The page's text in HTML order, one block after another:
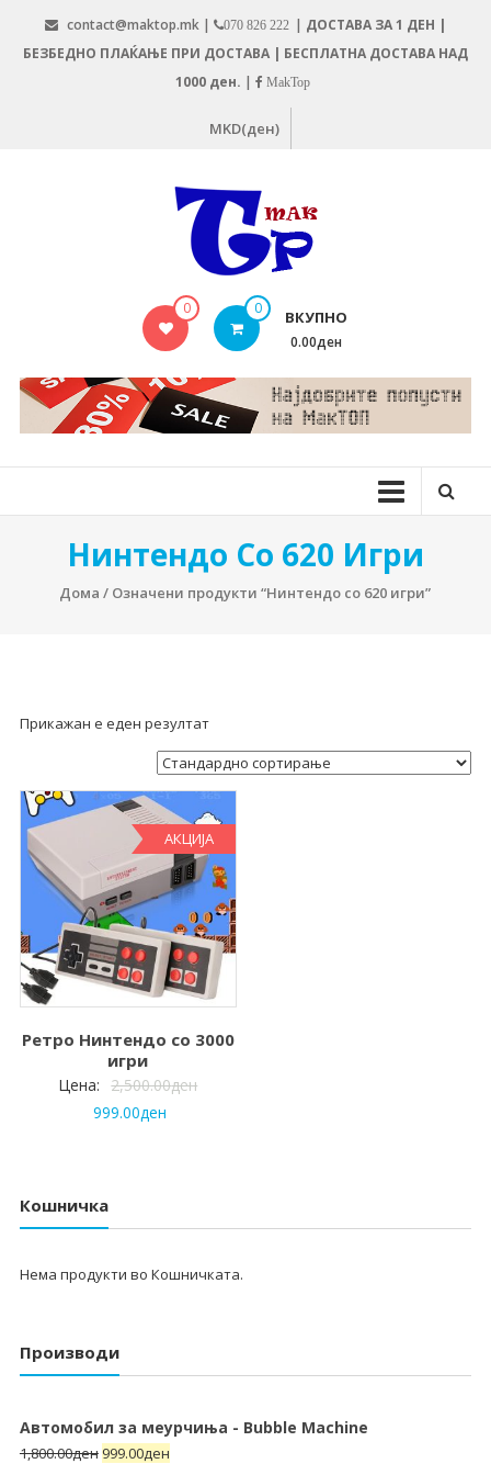
content
contact@maktop.mk | 070 826 222 | ДОСТАВА ЗА 1 ДЕН |
БЕЗБЕДНО ПЛАЌАЊЕ ПРИ ДОСТАВА | БЕСПЛАТНА ДОСТАВА НАД
1000 ден. | MakTop
MKD(ден)
MAKTOP.MK
0 0 ВКУПНО
0.00ден
Нинтендо Со 620 Игри
Дома / Означени продукти “Нинтендо со 620 игри”
Прикажан е еден резултат
АКЦИЈА
Ретро Нинтендо со 3000
игри
Цена: 2,500.00ден
999.00ден
Кошничка
Нема продукти во Кошничката.
Производи
Автомобил за меурчиња - Bubble Machine
1,800.00ден 999.00ден